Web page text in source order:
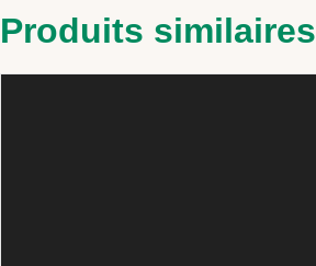
Produits similaires